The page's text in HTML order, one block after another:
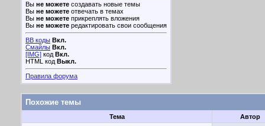
Вы не можете создавать новые темы
Вы не можете отвечать в темах
Вы не можете прикреплять вложения
Вы не можете редактировать свои сообщения
BB коды Вкл.
Смайлы Вкл.
[IMG] код Вкл.
HTML код Выкл.
Правила форума
Похожие темы
Тема
Автор